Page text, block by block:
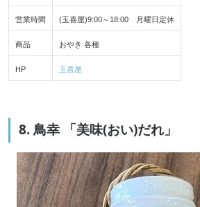
営業時間 (玉喜屋)9:00～18:00 月曜日定休
商品 おやき 各種
HP 玉喜屋
8. 鳥幸 「美味(おい)だれ」